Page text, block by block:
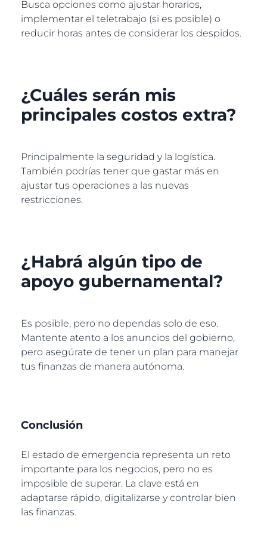
Busca opciones como ajustar horarios,
implementar el teletrabajo (si es posible) o
reducir horas antes de considerar los despidos.
¿Cuáles serán mis
principales costos extra?
Principalmente la seguridad y la logística.
También podrías tener que gastar más en
ajustar tus operaciones a las nuevas
restricciones.
¿Habrá algún tipo de
apoyo gubernamental?
Es posible, pero no dependas solo de eso.
Mantente atento a los anuncios del gobierno,
pero asegúrate de tener un plan para manejar
tus finanzas de manera autónoma.
Conclusión
El estado de emergencia representa un reto
importante para los negocios, pero no es
imposible de superar. La clave está en
adaptarse rápido, digitalizarse y controlar bien
las finanzas.